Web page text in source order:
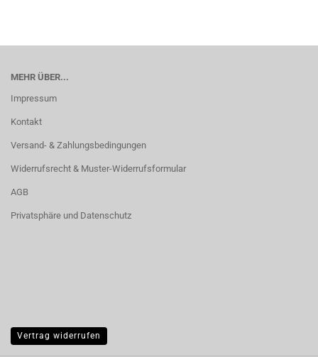
MEHR ÜBER...
Impressum
Kontakt
Versand- & Zahlungsbedingungen
Widerrufsrecht & Muster-Widerrufsformular
AGB
Privatsphäre und Datenschutz
Vertrag widerrufen